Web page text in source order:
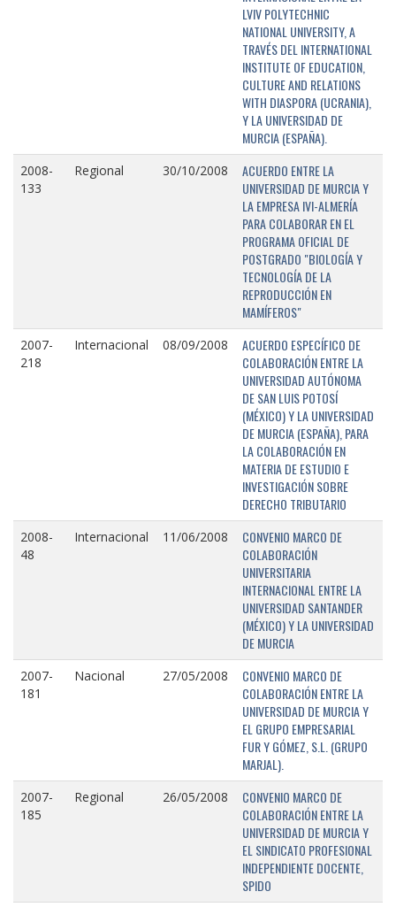
LVIV POLYTECHNIC
NATIONAL UNIVERSITY, A
TRAVÉS DEL INTERNATIONAL
INSTITUTE OF EDUCATION,
CULTURE AND RELATIONS
WITH DIASPORA (UCRANIA),
Y LA UNIVERSIDAD DE
MURCIA (ESPAÑA).
2008-
133
Regional 30/10/2008
ACUERDO ENTRE LA
UNIVERSIDAD DE MURCIA Y
LA EMPRESA IVI-ALMERÍA
PARA COLABORAR EN EL
PROGRAMA OFICIAL DE
POSTGRADO "BIOLOGÍA Y
TECNOLOGÍA DE LA
REPRODUCCIÓN EN
MAMÍFEROS"
2007-
218
Internacional 08/09/2008
ACUERDO ESPECÍFICO DE
COLABORACIÓN ENTRE LA
UNIVERSIDAD AUTÓNOMA
DE SAN LUIS POTOSÍ
(MÉXICO) Y LA UNIVERSIDAD
DE MURCIA (ESPAÑA), PARA
LA COLABORACIÓN EN
MATERIA DE ESTUDIO E
INVESTIGACIÓN SOBRE
DERECHO TRIBUTARIO
2008-
48
Internacional 11/06/2008
CONVENIO MARCO DE
COLABORACIÓN
UNIVERSITARIA
INTERNACIONAL ENTRE LA
UNIVERSIDAD SANTANDER
(MÉXICO) Y LA UNIVERSIDAD
DE MURCIA
2007-
181
Nacional 27/05/2008
CONVENIO MARCO DE
COLABORACIÓN ENTRE LA
UNIVERSIDAD DE MURCIA Y
EL GRUPO EMPRESARIAL
FUR Y GÓMEZ, S.L. (GRUPO
MARJAL).
2007-
185
Regional 26/05/2008
CONVENIO MARCO DE
COLABORACIÓN ENTRE LA
UNIVERSIDAD DE MURCIA Y
EL SINDICATO PROFESIONAL
INDEPENDIENTE DOCENTE,
SPIDO